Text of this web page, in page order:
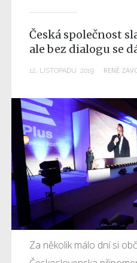
Česká společnost
ale bez dialogu se
12 LISTOPADU 2019 RENÉ
Za několik málo dní si